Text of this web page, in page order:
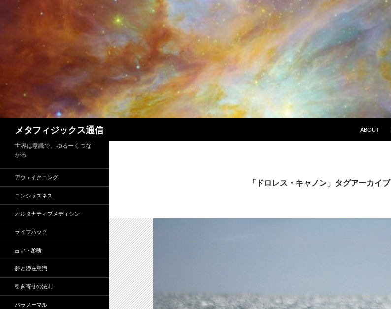
キ
メタフィジックス通信 ABOUT
「ドロレス・キャノン」タグアーカイブ
世界は意識で、ゆるーくつな
がる
アウェイクニング
コンシャスネス
オルタナティブメディシン
ライフハック
占い・診断
夢と潜在意識
引き寄せの法則
パラノーマル